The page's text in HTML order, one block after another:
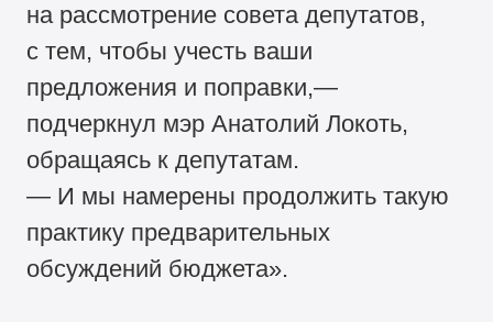
на рассмотрение совета депутатов,
с тем, чтобы учесть ваши
предложения и поправки,—
подчеркнул мэр Анатолий Локоть,
обращаясь к депутатам.
— И мы намерены продолжить такую
практику предварительных
обсуждений бюджета».